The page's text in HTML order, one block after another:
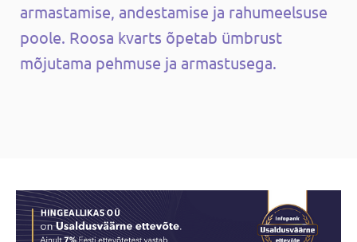
armastamise, andestamise ja rahumeelsuse
poole. Roosa kvarts õpetab ümbrust
mõjutama pehmuse ja armastusega.